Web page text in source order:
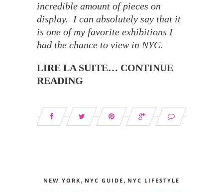
incredible amount of pieces on
display. I can absolutely say that it
is one of my favorite exhibitions I
had the chance to view in NYC.
LIRE LA SUITE… CONTINUE
READING
NEW YORK , NYC GUIDE , NYC LIFESTYLE